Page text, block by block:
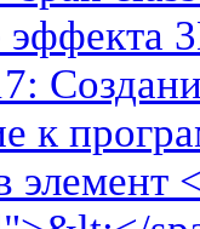
эффекта
к
элемент